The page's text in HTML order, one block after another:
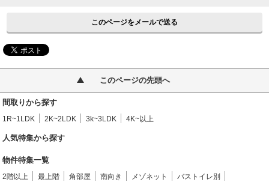
このページをメールで送る
このページの先頭へ
間取りから探す
1R~1LDK 2K~2LDK 3k~3LDK 4K~以上
人気特集から探す
物件特集一覧
2階以上 最上階 角部屋 南向き メゾネット
バストイレ別